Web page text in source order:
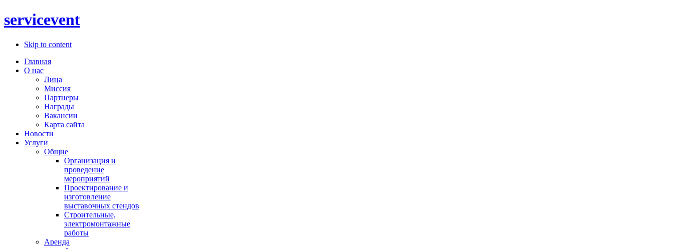
servicevent
Skip to content
Главная
О нас
Лица
Миссия
Партнеры
Награды
Вакансии
Карта сайта
Новости
Услуги
Общие
Организация и
проведение
мероприятий
Проектирование и
изготовление
выставочных стендов
Строительные,
электромонтажные
работы
Аренда